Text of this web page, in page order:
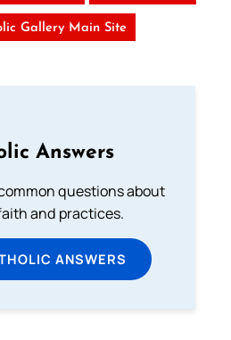
Gallery Main Site
Answers
questions about
and practices.
ANSWERS